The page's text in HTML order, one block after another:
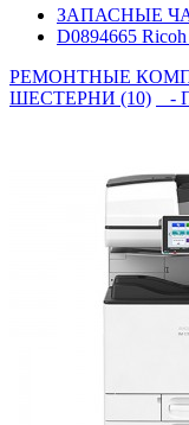
ЗАПАСНЫЕ
D0894665
РЕМОНТНЫЕ
ШЕСТЕРНИ (10)
-